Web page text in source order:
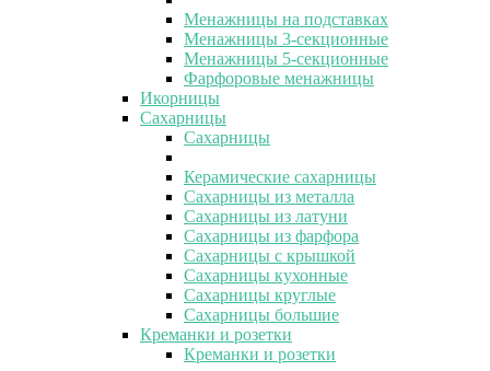
Менажницы на подставках
Менажницы 3-секционные
Менажницы 5-секционные
Фарфоровые менажницы
Икорницы
Сахарницы
Сахарницы
Керамические сахарницы
Сахарницы из металла
Сахарницы из латуни
Сахарницы из фарфора
Сахарницы с крышкой
Сахарницы кухонные
Сахарницы круглые
Сахарницы большие
Креманки и розетки
Креманки и розетки